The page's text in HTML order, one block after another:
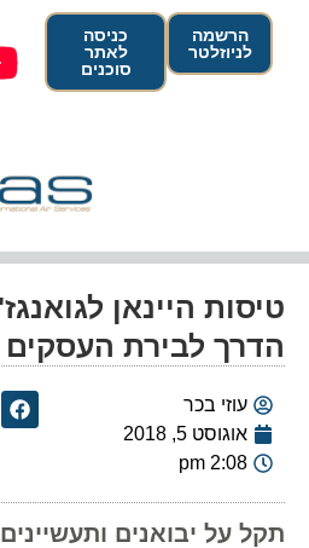
הרשמה
לניוזלטר
כניסה
לאתר
סוכנים
טיסות היינאן
הדרך לבירת העסקים
עוזי בכר
אוגוסט 5, 2018
2:08 pm
תקל על יבואנים